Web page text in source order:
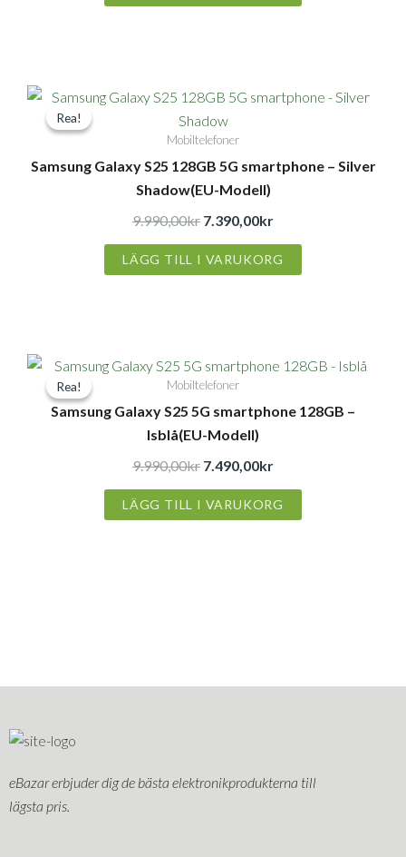
Rea!
Rea!
Mobiltelefoner
Samsung Galaxy S25 128GB 5G smartphone – Silver
Shadow(EU-Modell)
9.990,00kr
Det
ursprungliga
priset
var:
9.990,00kr.
7.390,00kr
Det
är:
LÄGG TILL I VARUKORG
Rea!
Rea! Mobiltelefoner
Samsung Galaxy S25 5G smartphone 128GB –
Isblå(EU-Modell)
9.990,00kr
Det
ursprungliga
priset
var:
9.990,00kr.
7.490,00kr
Det
priset
LÄGG TILL I VARUKORG
eBazar erbjuder dig de bästa elektronikprodukterna till
lägsta pris.